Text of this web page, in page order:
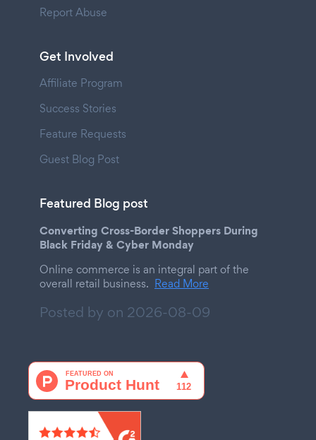
Report Abuse
Get Involved
Affiliate Program
Success Stories
Feature Requests
Guest Blog Post
Featured Blog post
Converting Cross-Border Shoppers During
Black Friday & Cyber Monday
Online commerce is an integral part of the
overall retail business. Read More
Posted by on 2026-08-09